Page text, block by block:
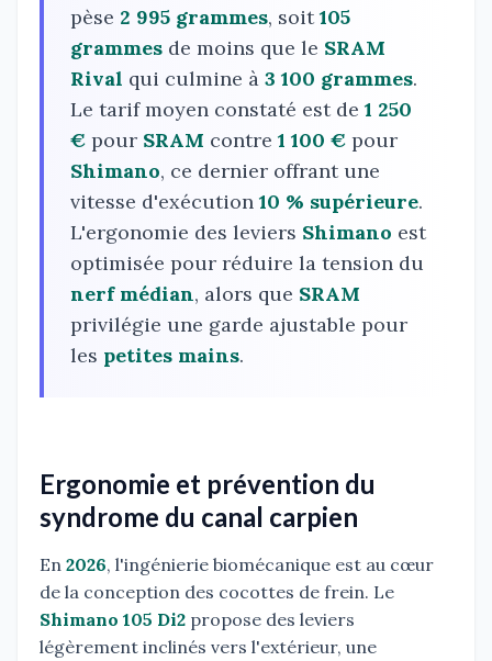
pèse 2 995 grammes, soit105
grammes de moins que le SRAM
Rival qui culmine à 3 100 grammes.
Le tarif moyen constaté est de 1 250
€ pour SRAM contre 1 100 € pour
Shimano, ce dernier offrant une
vitesse d'exécution 10 % supérieure.
L'ergonomie des leviers Shimano est
optimisée pour réduire la tension du
nerf médian, alors que SRAM
privilégie une garde ajustable pour
les petites mains.
Ergonomie et prévention du
syndrome du canal carpien
En 2026, l'ingénierie biomécanique est au cœur
de la conception des cocottes de frein. Le
Shimano 105 Di2 propose des leviers
légèrement inclinés vers l'extérieur, une